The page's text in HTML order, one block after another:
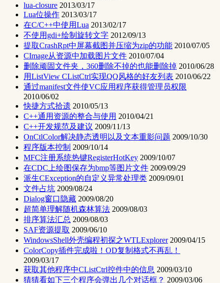
lua-closure 2013/03/17
Lua位操作 2013/03/17
在C/C++中使用Lua 2013/02/17
不使用gdi+绘制旋转文字 2012/09/13
提取CrashRpt中屏幕截图并压缩为zip的功能 2010/07/05
CImage从资源中加载图片文件 2010/07/04
删除顽固文件夹，360删除不掉的也能删除掉 2010/06/28
用ListView CListCtrl实现QQ风格的好友列表 2010/06/22
通过manifest文件使VC应用程序获得管理员权限
2010/06/02
快捷方式拾遗 2010/05/13
C++通用资源的整合与使用 2010/04/21
C++开发规范及建议 2009/11/13
OnCtlColor解决静态透明以及文本重影问题 2009/10/30
程序版本控制 2009/10/14
MFC注册系统热键RegisterHotKey 2009/10/07
在CDC上绘图保存为bmp等图片文件 2009/09/29
派生CException的自定义异常处理类 2009/09/01
文件占坑 2009/08/24
Dialog窗口隐藏 2009/08/20
超简单理解随机森林算法 2009/08/03
排序算法汇总 2009/08/03
SAF资源提取 2009/06/10
WindowsShell外壳编程初探之WTLExplorer 2009/04/15
ColorCopy插件完成啦！OD复制格式不再乱！
2009/03/17
获取其他程序中CListCtrl控件中的信息 2009/03/10
猜猜看如下三个程序会弹出几个对话框？ 2009/03/06